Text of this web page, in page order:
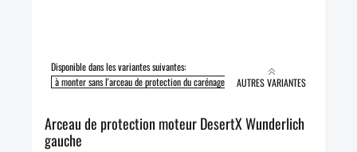
Disponible dans les variantes suivantes:
à monter sans l'arceau de protection du carénage
à monter avec l'arceau de
AUTRES VARIANTES
Arceau de protection moteur DesertX Wunderlich
gauche